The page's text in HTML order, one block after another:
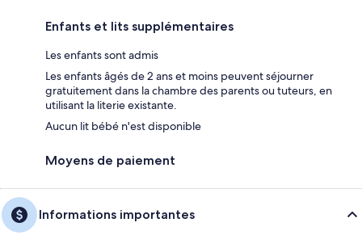
Enfants et lits supplémentaires
Les enfants sont admis
Les enfants âgés de 2 ans et moins peuvent séjourner
gratuitement dans la chambre des parents ou tuteurs, en
utilisant la literie existante.
Aucun lit bébé n'est disponible
Moyens de paiement
Informations importantes